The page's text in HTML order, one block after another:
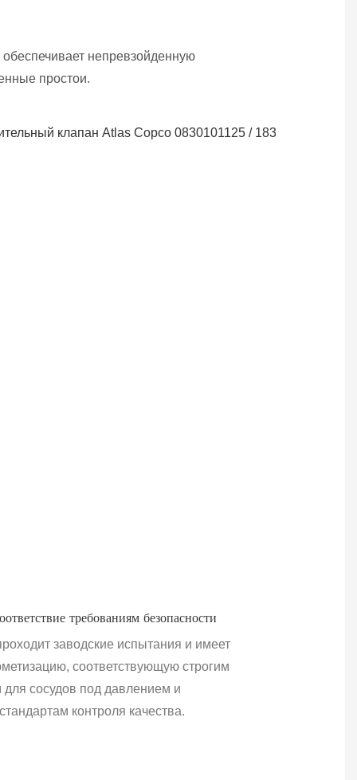
непревзойденную
простои.
Калибровка точности
Технология
требованиям безопасности
заводские испытания и имеет
соответствующую строгим
сосудов под давлением и
контроля качества.